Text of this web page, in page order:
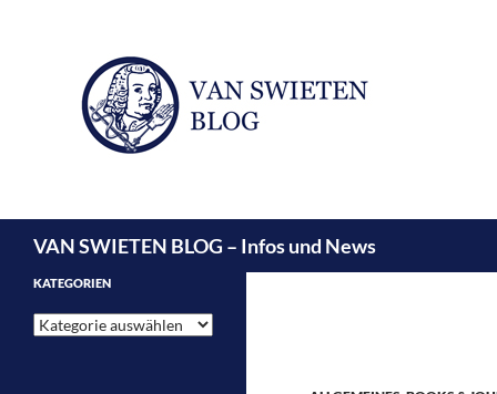
VAN SWIETEN BLOG – Infos und News
KATEGORIEN
Kategorien